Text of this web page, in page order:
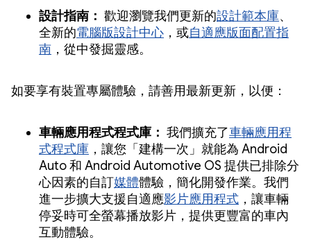
設計指南： 歡迎瀏覽我們更新的設計範本庫、
全新的電腦版設計中心 ，或自適應版面配置指
南 ，從中發掘靈感。
如要享有裝置專屬體驗，請善用最新更新，以便：
車輛應用程式程式庫： 我們擴充了車輛應用程
式程式庫 ，讓您「建構一次」就能為 Android
Auto 和 Android Automotive OS 提供已排除分
心因素的自訂媒體體驗，簡化開發作業。我們
進一步擴大支援自適應影片應用程式 ，讓車輛
停妥時可全螢幕播放影片，提供更豐富的車內
互動體驗。